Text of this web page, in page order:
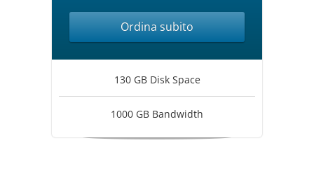
Ordina subito
130 GB Disk Space
1000 GB Bandwidth